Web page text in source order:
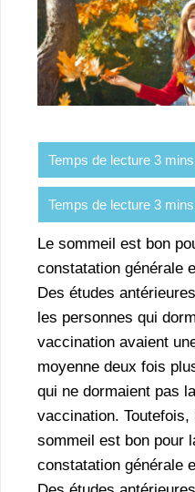
Le sommeil est bon
constatation générale
Des études
les personnes qui
vaccination avaient
moyenne deux fois
qui ne dormaient pas
vaccination.
sommeil est bon pour
constatation générale